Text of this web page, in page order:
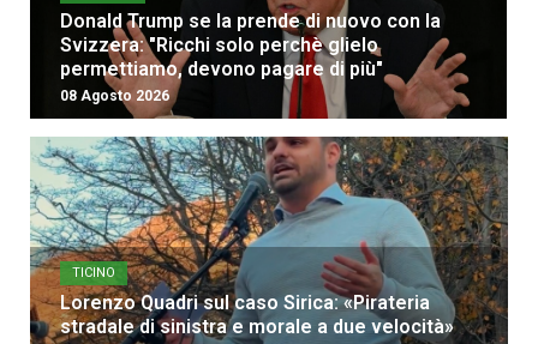
Donald Trump se la prende di nuovo con la
Svizzera: "Ricchi solo perchè glielo
permettiamo, devono pagare di più"
08 Agosto 2026
TICINO
Lorenzo Quadri sul caso Sirica: «Pirateria
stradale di sinistra e morale a due velocità»